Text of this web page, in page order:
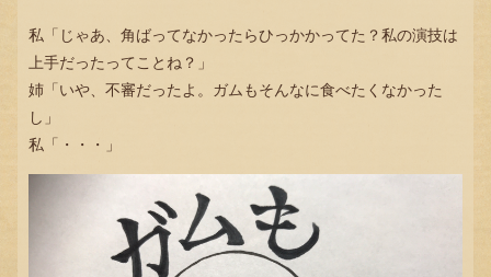
私「じゃあ、角ばってなかったらひっかかってた？私の演技は
上手だったってことね？」
姉「いや、不審だったよ。ガムもそんなに食べたくなかった
し」
私「・・・」